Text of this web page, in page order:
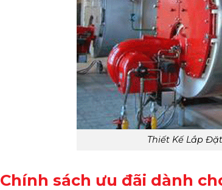
Thiết Kế Lắp Đặt
Chính sách ưu đãi dành